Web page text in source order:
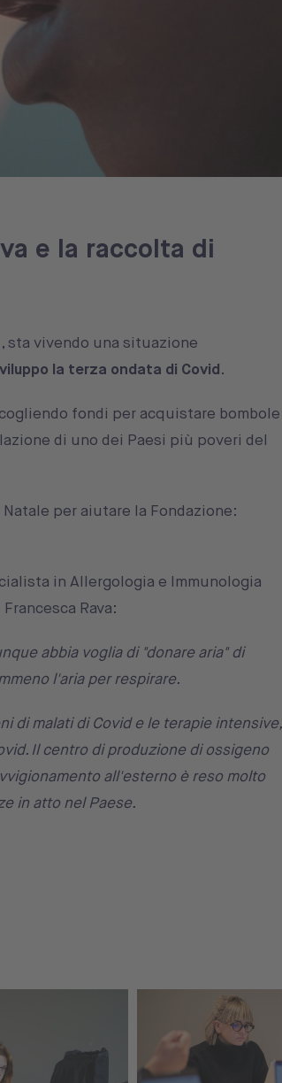
e la raccolta di
sta vivendo una situazione
la terza ondata di Covid.
fondi per acquistare bombole
di uno dei Paesi più poveri del
per aiutare la Fondazione:
in Allergologia e Immunologia
Rava:
abbia voglia di "donare aria" di
l'aria per respirare.
di malati di Covid e le terapie intensive,
Il centro di produzione di ossigeno
all'esterno è reso molto
in atto nel Paese.